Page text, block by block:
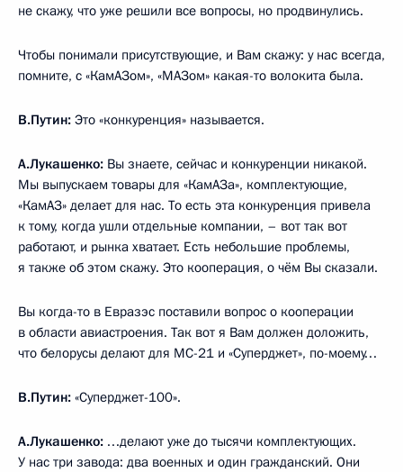
не скажу, что уже решили все вопросы, но продвинулись.
Чтобы понимали присутствующие, и Вам скажу: у нас всегда,
помните, с «КамАЗом», «МАЗом» какая-то волокита была.
В.Путин: Это «конкуренция» называется.
А.Лукашенко: Вы знаете, сейчас и конкуренции никакой.
Мы выпускаем товары для «КамАЗа», комплектующие,
«КамАЗ» делает для нас. То есть эта конкуренция привела
к тому, когда ушли отдельные компании, – вот так вот
работают, и рынка хватает. Есть небольшие проблемы,
я также об этом скажу. Это кооперация, о чём Вы сказали.
Вы когда-то в Евразэс поставили вопрос о кооперации
в области авиастроения. Так вот я Вам должен доложить,
что белорусы делают для МС-21 и «Суперджет», по-моему…
В.Путин: «Суперджет-100».
А.Лукашенко: …делают уже до тысячи комплектующих.
У нас три завода: два военных и один гражданский. Они